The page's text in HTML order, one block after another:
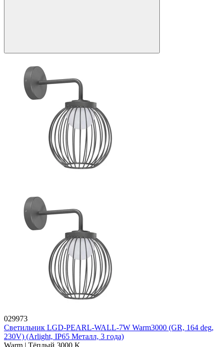
029973
Светильник LGD-PEARL-WALL-7W Warm3000 (GR, 164 deg,
230V) (Arlight, IP65 Металл, 3 года)